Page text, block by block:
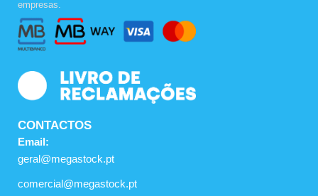
o
o
k
r
a
m
e
empresas.
CONTACTOS
Email:
geral@megastock.pt
comercial@megastock.pt